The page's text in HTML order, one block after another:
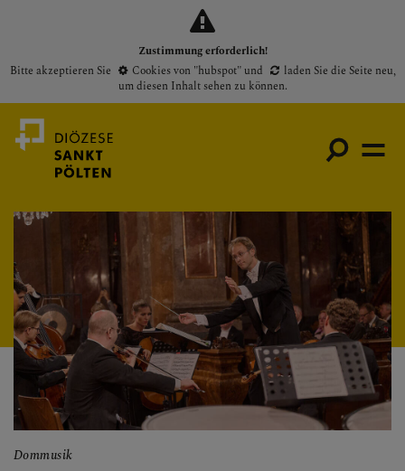
Zustimmung erforderlich!
Bitte akzeptieren Sie
Cookies von "hubspot"und laden Sie die Seite neu,
um diesen Inhalt sehen zu können.
Medienportal
Bischof
Gottesdienste
Pfarren
Presse
Personen
Veranstaltungen
Dommusik